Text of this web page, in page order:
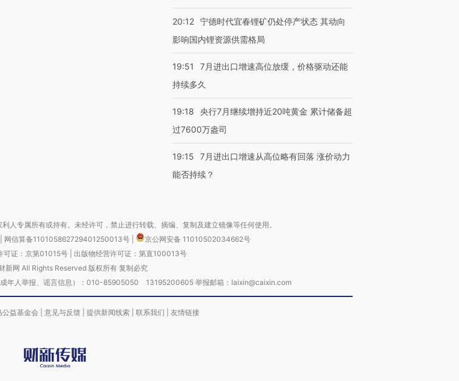
20:12 宁德时代宜春锂矿仍处停产状态 其动向
影响国内锂资源供需格局
19:51
7月进出口增速高位放缓，价格驱动还能
持续多久
19:18
央行7月继续增持近20吨黄金 累计储备超
过7600万盎司
19:15
7月进出口增速从高位略有回落 涨价动力
能否持续？
人专属所有或持有。未经许可，禁止进行转载、摘编、复制及建立镜像等任何使用。
网信算备110105862729401250013号
京公网安备 11010502034662号
可证：京第01015号| 出版物经营许可证：第直100013号
新网 All Rights Reserved 版权所有 复制必究
成年人举报、谣言信息）：010-85905050 13195200605 举报邮箱：laixin@caixin.com
公益基金会 意见与反馈 提供新闻线索 联系我们 友情链接